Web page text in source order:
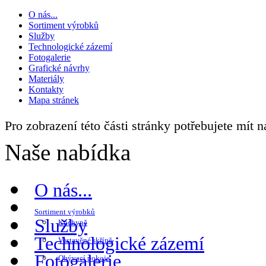
O nás...
Sortiment výrobků
Služby
Technologické zázemí
Fotogalerie
Grafické návrhy
Materiály
Kontakty
Mapa stránek
Pro zobrazení této části stránky potřebujete mít
Naše nabídka
O nás...
Sortiment výrobků
Kuchyně
Vestavěné skříně
Obývací pokoje
Služby
Technologické zázemí
Fotogalerie